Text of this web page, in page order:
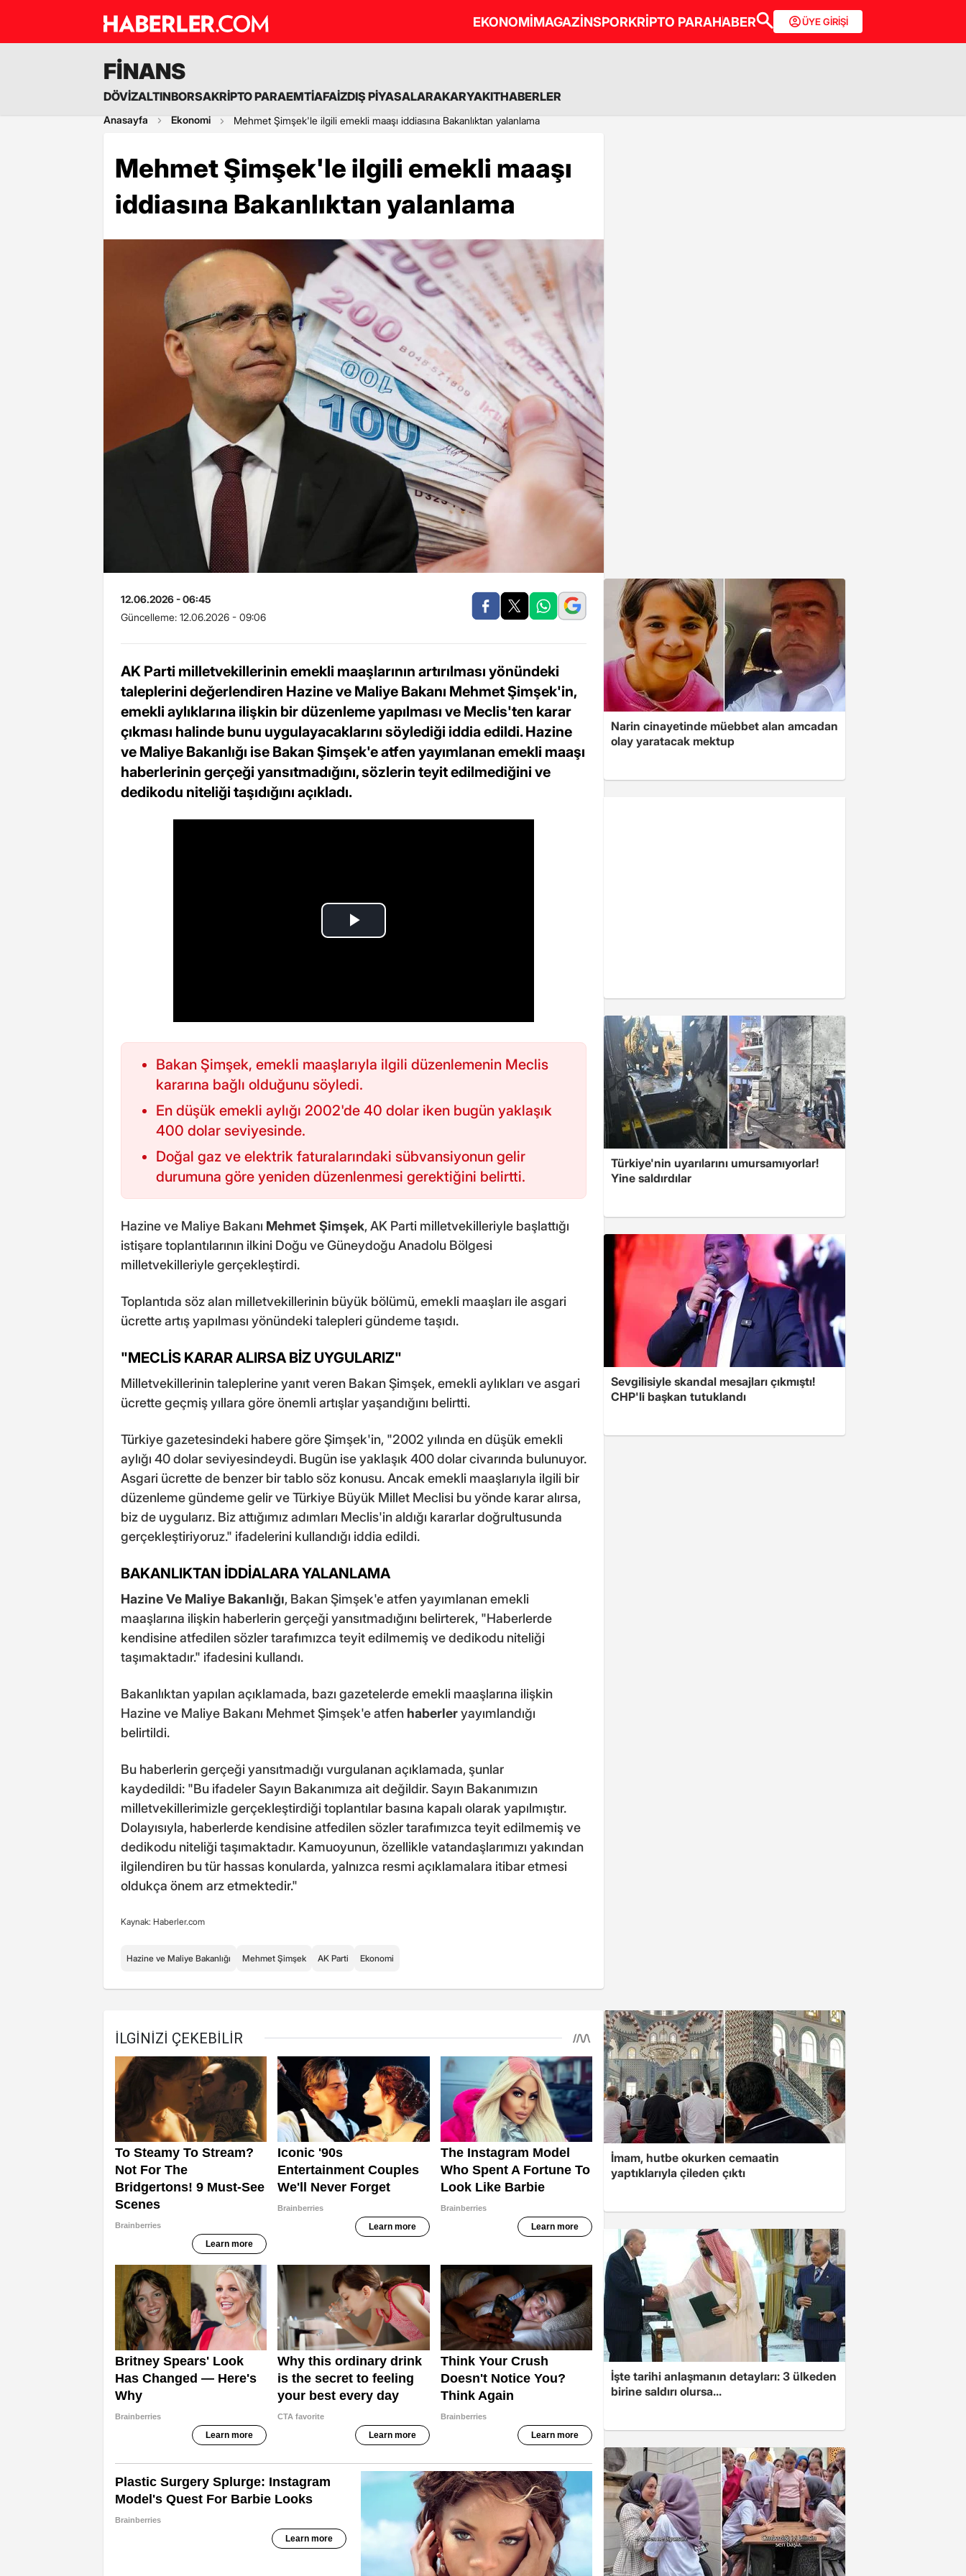
EKONOMİMAGAZİNSPORKRİPTO PARAHABER ÜYE GİRİŞİ
FİNANS
DÖVİZALTINBORSAKRİPTO PARAEMTİAFAİZDIŞ PİYASALARAKARYAKITHABERLER
Anasayfa Ekonomi Mehmet Şimşek'le ilgili emekli maaşı iddiasına Bakanlıktan yalanlama
Mehmet Şimşek'le ilgili emekli maaşı
iddiasına Bakanlıktan yalanlama
12.06.2026 - 06:45
Güncelleme: 12.06.2026 - 09:06
AK Parti milletvekillerinin emekli maaşlarının artırılması yönündeki
taleplerini değerlendiren Hazine ve Maliye Bakanı Mehmet Şimşek'in,
emekli aylıklarına ilişkin bir düzenleme yapılması ve Meclis'ten karar
çıkması halinde bunu uygulayacaklarını söylediği iddia edildi. Hazine
ve Maliye Bakanlığı ise Bakan Şimşek'e atfen yayımlanan emekli maaşı
haberlerinin gerçeği yansıtmadığını, sözlerin teyit edilmediğini ve
dedikodu niteliği taşıdığını açıkladı.
Bakan Şimşek, emekli maaşlarıyla ilgili düzenlemenin Meclis
kararına bağlı olduğunu söyledi.
En düşük emekli aylığı 2002'de 40 dolar iken bugün yaklaşık
400 dolar seviyesinde.
Doğal gaz ve elektrik faturalarındaki sübvansiyonun gelir
durumuna göre yeniden düzenlenmesi gerektiğini belirtti.
Hazine ve Maliye Bakanı Mehmet Şimşek, AK Parti milletvekilleriyle başlattığı
istişare toplantılarının ilkini Doğu ve Güneydoğu Anadolu Bölgesi
milletvekilleriyle gerçekleştirdi.
Toplantıda söz alan milletvekillerinin büyük bölümü, emekli maaşları ile asgari
ücrette artış yapılması yönündeki talepleri gündeme taşıdı.
"MECLİS KARAR ALIRSA BİZ UYGULARIZ"
Milletvekillerinin taleplerine yanıt veren Bakan Şimşek, emekli aylıkları ve asgari
ücrette geçmiş yıllara göre önemli artışlar yaşandığını belirtti.
Türkiye gazetesindeki habere göre Şimşek'in, "2002 yılında en düşük emekli
aylığı 40 dolar seviyesindeydi. Bugün ise yaklaşık 400 dolar civarında bulunuyor.
Asgari ücrette de benzer bir tablo söz konusu. Ancak emekli maaşlarıyla ilgili bir
düzenleme gündeme gelir ve Türkiye Büyük Millet Meclisi bu yönde karar alırsa,
biz de uygularız. Biz attığımız adımları Meclis'in aldığı kararlar doğrultusunda
gerçekleştiriyoruz." ifadelerini kullandığı iddia edildi.
BAKANLIKTAN İDDİALARA YALANLAMA
Hazine Ve Maliye Bakanlığı, Bakan Şimşek'e atfen yayımlanan emekli
maaşlarına ilişkin haberlerin gerçeği yansıtmadığını belirterek, "Haberlerde
kendisine atfedilen sözler tarafımızca teyit edilmemiş ve dedikodu niteliği
taşımaktadır." ifadesini kullandı.
Bakanlıktan yapılan açıklamada, bazı gazetelerde emekli maaşlarına ilişkin
Hazine ve Maliye Bakanı Mehmet Şimşek'e atfen haberleryayımlandığı
belirtildi.
Bu haberlerin gerçeği yansıtmadığı vurgulanan açıklamada, şunlar
kaydedildi: "Bu ifadeler Sayın Bakanımıza ait değildir. Sayın Bakanımızın
milletvekillerimizle gerçekleştirdiği toplantılar basına kapalı olarak yapılmıştır.
Dolayısıyla, haberlerde kendisine atfedilen sözler tarafımızca teyit edilmemiş ve
dedikodu niteliği taşımaktadır. Kamuoyunun, özellikle vatandaşlarımızı yakından
ilgilendiren bu tür hassas konularda, yalnızca resmi açıklamalara itibar etmesi
oldukça önem arz etmektedir."
Kaynak: Haberler.com
Hazine ve Maliye Bakanlığı Mehmet Şimşek AK Parti Ekonomi
Narin cinayetinde müebbet alan amcadan
olay yaratacak mektup
Türkiye'nin uyarılarını umursamıyorlar!
Yine saldırdılar
Sevgilisiyle skandal mesajları çıkmıştı!
CHP'li başkan tutuklandı
İmam, hutbe okurken cemaatin
yaptıklarıyla çileden çıktı
İşte tarihi anlaşmanın detayları: 3 ülkeden
birine saldırı olursa...